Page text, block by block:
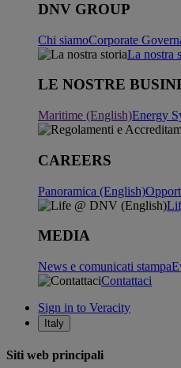
DNV GROUP
Chi siamoCorporate
La nostra
LE NOSTRE
Maritime (English)Energy
CAREERS
Panoramica (English)
MEDIA
News e comunicati stampa
Contattaci
Sign in to Veracity
Italy
Siti web principali